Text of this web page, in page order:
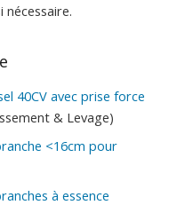
40CV avec prise force
& Levage)
<16cm pour
à essence